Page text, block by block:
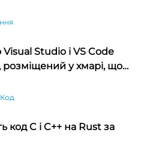
Studio і VS Code
у хмарі, що
API
код C і C++ на Rust за